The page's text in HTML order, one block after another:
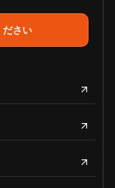
ださい